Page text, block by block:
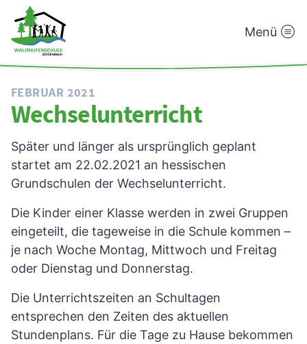
Waldhufenschule
Menü
FEBRUAR 2021
Wechselunterricht
Später und länger als ursprünglich geplant
startet am 22.02.2021 an hessischen
Grundschulen der Wechselunterricht.
Die Kinder einer Klasse werden in zwei Gruppen
eingeteilt, die tageweise in die Schule kommen –
je nach Woche Montag, Mittwoch und Freitag
oder Dienstag und Donnerstag.
Die Unterrichtszeiten an Schultagen
entsprechen den Zeiten des aktuellen
Stundenplans. Für die Tage zu Hause bekommen